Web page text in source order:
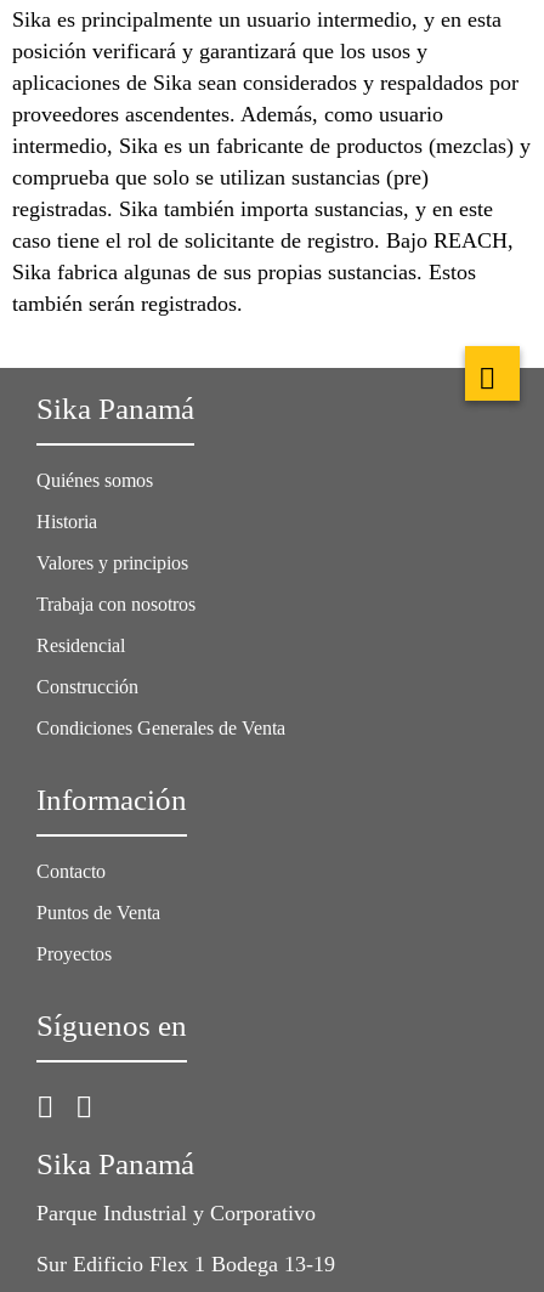
Sika es principalmente un usuario intermedio, y en esta
posición verificará y garantizará que los usos y
aplicaciones de Sika sean considerados y respaldados por
proveedores ascendentes. Además, como usuario
intermedio, Sika es un fabricante de productos (mezclas) y
comprueba que solo se utilizan sustancias (pre)
registradas. Sika también importa sustancias, y en este
caso tiene el rol de solicitante de registro. Bajo REACH,
Sika fabrica algunas de sus propias sustancias. Estos
también serán registrados.
Sika Panamá
Quiénes somos
Historia
Valores y principios
Trabaja con nosotros
Residencial
Construcción
Condiciones Generales de Venta
Información
Contacto
Puntos de Venta
Proyectos
Síguenos en
Sika Panamá
Parque Industrial y Corporativo
Sur Edificio Flex 1 Bodega 13-19